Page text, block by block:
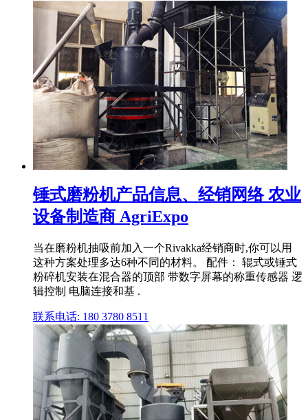
锤式磨粉机产品信息、经销网络 农业
设备制造商 AgriExpo
当在磨粉机抽吸前加入一个Rivakka经销商时,你可以用
这种方案处理多达6种不同的材料。 配件： 辊式或锤式
粉碎机安装在混合器的顶部 带数字屏幕的称重传感器 逻
辑控制 电脑连接和基 .
联系电话: 180 3780 8511